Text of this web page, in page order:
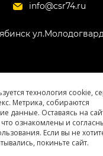
info@csr74.ru
Все права защищены
технология cookie,
Метрика, собираются
данные. Оставаясь на
что ознакомлены и
Если вы не
покиньте сайт.